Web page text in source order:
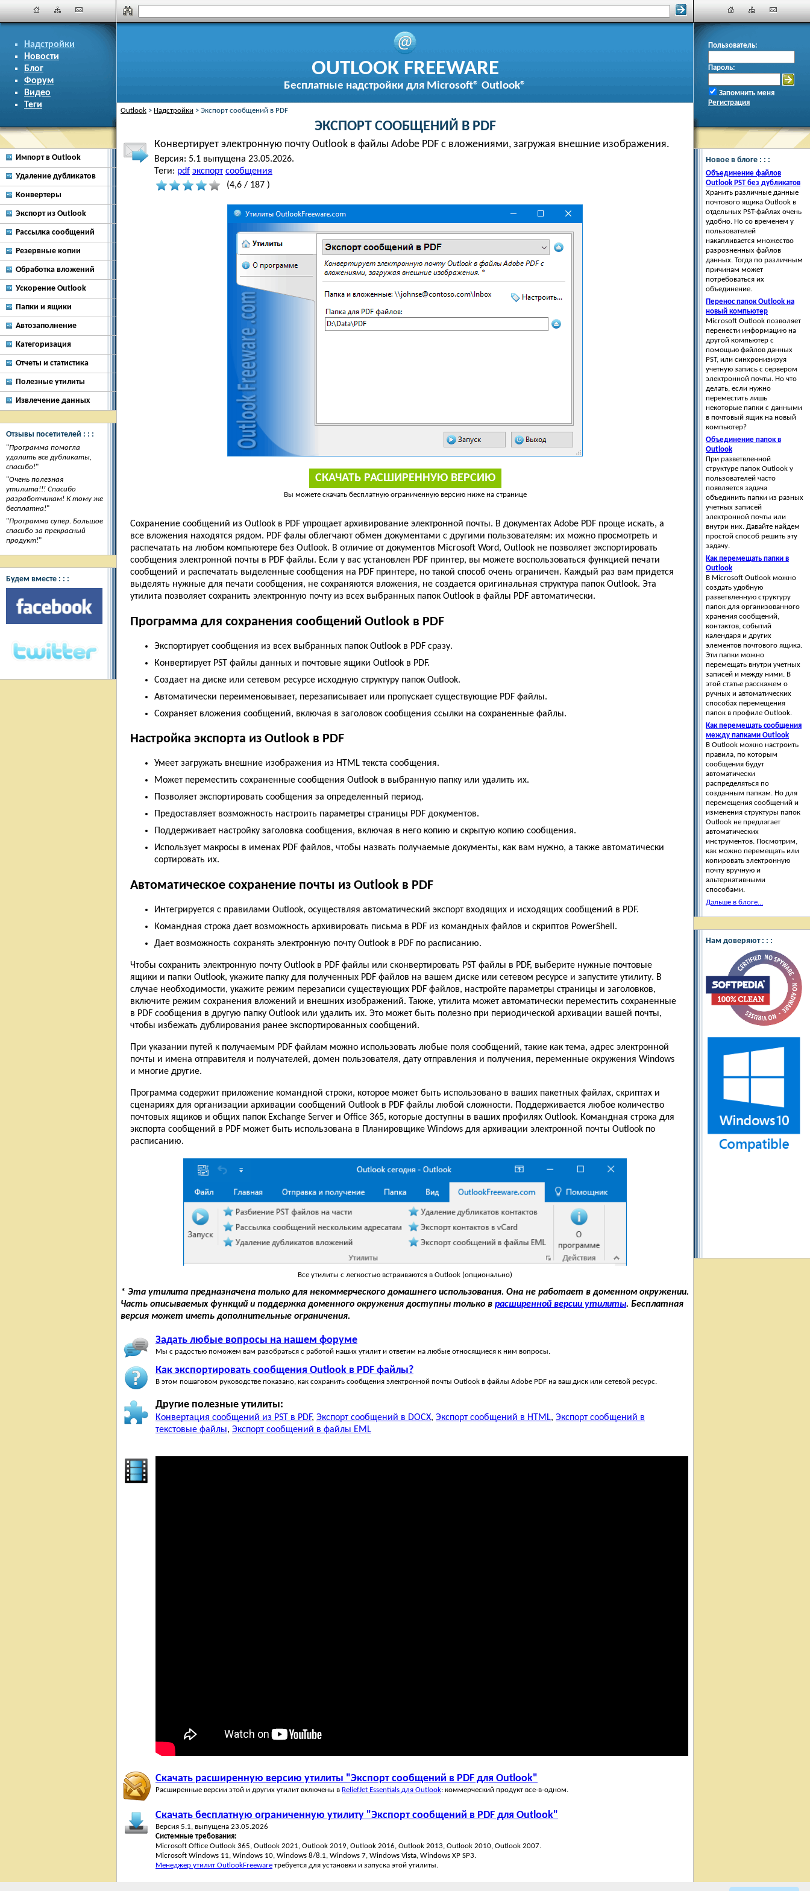
Надстройки
Новости
Блог
Форум
Видео
Теги
OUTLOOK FREEWARE
Бесплатные надстройки для Microsoft® Outlook®
Пользователь:
Пароль:
Запомнить меня
Регистрация
Outlook > Надстройки > Экспорт сообщений в PDF
Импорт в Outlook
Удаление дубликатов
Конвертеры
Экспорт из Outlook
Рассылка сообщений
Резервные копии
Обработка вложений
Ускорение Outlook
Папки и ящики
Автозаполнение
Категоризация
Отчеты и статистика
Полезные утилиты
Извлечение данных
Отзывы посетителей : : :
"Программа помогла
удалить все дубликаты,
спасибо!"
"Очень полезная
утилита!!! Спасибо
разработчикам! К тому же
бесплатна!"
"Программа супер. Большое
спасибо за прекрасный
продукт!"
Будем вместе : : :
ЭКСПОРТ СООБЩЕНИЙ В PDF
Конвертирует электронную почту Outlook в файлы Adobe PDF с вложениями, загружая внешние изображения.
Версия: 5.1 выпущена 23.05.2026.
Теги: pdf экспорт сообщения
(4,6 / 187 )
СКАЧАТЬ РАСШИРЕННУЮ ВЕРСИЮ
Вы можете скачать бесплатную ограниченную версию ниже на странице
Сохранение сообщений из Outlook в PDF упрощает архивирование электронной почты. В документах Adobe PDF проще искать, а
все вложения находятся рядом. PDF фалы облегчают обмен документами с другими пользователям: их можно просмотреть и
распечатать на любом компьютере без Outlook. В отличие от документов Microsoft Word, Outlook не позволяет экспортировать
сообщения электронной почты в PDF файлы. Если у вас установлен PDF принтер, вы можете воспользоваться функцией печати
сообщений и распечатать выделенные сообщения на PDF принтере, но такой способ очень ограничен. Каждый раз вам придется
выделять нужные для печати сообщения, не сохраняются вложения, не создается оригинальная структура папок Outlook. Эта
утилита позволяет сохранить электронную почту из всех выбранных папок Outlook в файлы PDF автоматически.
Программа для сохранения сообщений Outlook в PDF
Экспортирует сообщения из всех выбранных папок Outlook в PDF сразу.
Конвертирует PST файлы данных и почтовые ящики Outlook в PDF.
Создает на диске или сетевом ресурсе исходную структуру папок Outlook.
Автоматически переименовывает, перезаписывает или пропускает существующие PDF файлы.
Сохраняет вложения сообщений, включая в заголовок сообщения ссылки на сохраненные файлы.
Настройка экспорта из Outlook в PDF
Умеет загружать внешние изображения из HTML текста сообщения.
Может переместить сохраненные сообщения Outlook в выбранную папку или удалить их.
Позволяет экспортировать сообщения за определенный период.
Предоставляет возможность настроить параметры страницы PDF документов.
Поддерживает настройку заголовка сообщения, включая в него копию и скрытую копию сообщения.
Использует макросы в именах PDF файлов, чтобы назвать получаемые документы, как вам нужно, а также автоматически
сортировать их.
Автоматическое сохранение почты из Outlook в PDF
Интегрируется с правилами Outlook, осуществляя автоматический экспорт входящих и исходящих сообщений в PDF.
Командная строка дает возможность архивировать письма в PDF из командных файлов и скриптов PowerShell.
Дает возможность сохранять электронную почту Outlook в PDF по расписанию.
Чтобы сохранить электронную почту Outlook в PDF файлы или сконвертировать PST файлы в PDF, выберите нужные почтовые
ящики и папки Outlook, укажите папку для полученных PDF файлов на вашем диске или сетевом ресурсе и запустите утилиту. В
случае необходимости, укажите режим перезаписи существующих PDF файлов, настройте параметры страницы и заголовков,
включите режим сохранения вложений и внешних изображений. Также, утилита может автоматически переместить сохраненные
в PDF сообщения в другую папку Outlook или удалить их. Это может быть полезно при периодической архивации вашей почты,
чтобы избежать дублирования ранее экспортированных сообщений.
При указании путей к получаемым PDF файлам можно использовать любые поля сообщений, такие как тема, адрес электронной
почты и имена отправителя и получателей, домен пользователя, дату отправления и получения, переменные окружения Windows
и многие другие.
Программа содержит приложение командной строки, которое может быть использовано в ваших пакетных файлах, скриптах и
сценариях для организации архивации сообщений Outlook в PDF файлы любой сложности. Поддерживается любое количество
почтовых ящиков и общих папок Exchange Server и Office 365, которые доступны в ваших профилях Outlook. Командная строка для
экспорта сообщений в PDF может быть использована в Планировщике Windows для архивации электронной почты Outlook по
расписанию.
Все утилиты с легкостью встраиваются в Outlook (опционально)
* Эта утилита предназначена только для некоммерческого домашнего использования. Она не работает в доменном окружении.
Часть описываемых функций и поддержка доменного окружения доступны только в расширенной версии утилиты. Бесплатная
версия может иметь дополнительные ограничения.
Задать любые вопросы на нашем форуме
Мы с радостью поможем вам разобраться с работой наших утилит и ответим на любые относящиеся к ним вопросы.
Как экспортировать сообщения Outlook в PDF файлы?
В этом пошаговом руководстве показано, как сохранить сообщения электронной почты Outlook в файлы Adobe PDF на ваш диск или сетевой ресурс.
Другие полезные утилиты:
Конвертация сообщений из PST в PDF, Экспорт сообщений в DOCX, Экспорт сообщений в HTML, Экспорт сообщений в
текстовые файлы, Экспорт сообщений в файлы EML
Скачать расширенную версию утилиты "Экспорт сообщений в PDF для Outlook"
Расширенные версии этой и других утилит включены в ReliefJet Essentials для Outlook: коммерческий продукт все-в-одном.
Скачать бесплатную ограниченную утилиту "Экспорт сообщений в PDF для Outlook"
Версия 5.1, выпущена 23.05.2026
Системные требования:
Microsoft Office Outlook 365, Outlook 2021, Outlook 2019, Outlook 2016, Outlook 2013, Outlook 2010, Outlook 2007.
Microsoft Windows 11, Windows 10, Windows 8/8.1, Windows 7, Windows Vista, Windows XP SP3.
Менеджер утилит OutlookFreeware требуется для установки и запуска этой утилиты.
Новое в блоге : : :
Объединение файлов
Outlook PST без дубликатов
Хранить различные данные
почтового ящика Outlook в
отдельных PST-файлах очень
удобно. Но со временем у
пользователей
накапливается множество
разрозненных файлов
данных. Тогда по различным
причинам может
потребоваться их
объединение.
Перенос папок Outlook на
новый компьютер
Microsoft Outlook позволяет
перенести информацию на
другой компьютер с
помощью файлов данных
PST, или синхронизируя
учетную запись с сервером
электронной почты. Но что
делать, если нужно
переместить лишь
некоторые папки с данными
в почтовый ящик на новый
компьютер?
Объединение папок в
Outlook
При разветвленной
структуре папок Outlook у
пользователей часто
появляется задача
объединить папки из разных
учетных записей
электронной почты или
внутри них. Давайте найдем
простой способ решить эту
задачу.
Как перемещать папки в
Outlook
В Microsoft Outlook можно
создать удобную
разветвленную структуру
папок для организованного
хранения сообщений,
контактов, событий
календаря и других
элементов почтового ящика.
Эти папки можно
перемещать внутри учетных
записей и между ними. В
этой статье расскажем о
ручных и автоматических
способах перемещения
папок в профиле Outlook.
Как перемещать сообщения
между папками Outlook
В Outlook можно настроить
правила, по которым
сообщения будут
автоматически
распределяться по
созданным папкам. Но для
перемещения сообщений и
изменения структуры папок
Outlook не предлагает
автоматических
инструментов. Посмотрим,
как можно перемещать или
копировать электронную
почту вручную и
альтернативными
способами.
Дальше в блоге...
Нам доверяют : : :